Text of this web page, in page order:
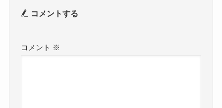
コメントする
コメント ※